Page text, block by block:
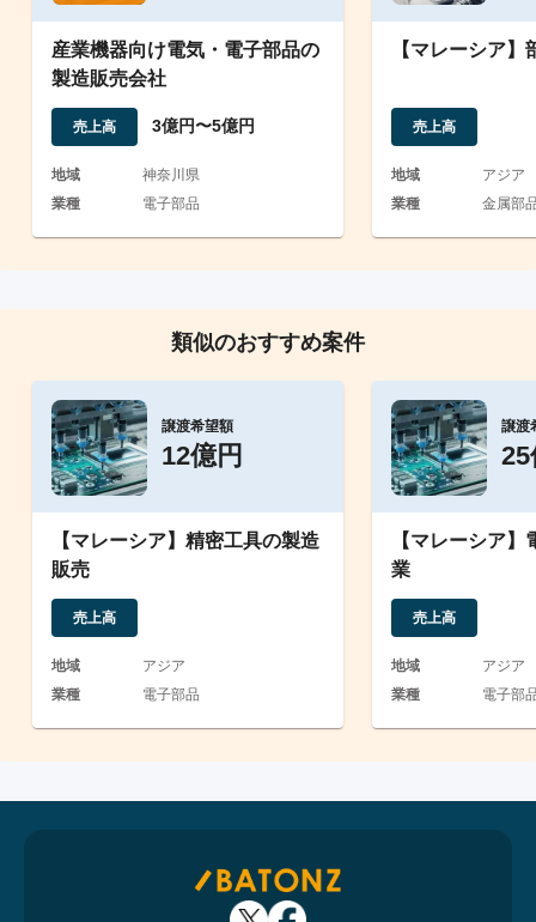
産業機器向け電気・電子部品の
製造販売会社
売上高 3億円〜5億円
地域
神奈川県
業種
電子部品
【マレーシア】
売上高
地域
アジア
業種
金属部
類似のおすすめ案件
譲渡希望額
12億円
【マレーシア】精密工具の製造
販売
売上高
地域
アジア
業種
電子部品
譲渡
25
【マレーシア
業
売上高
地域
アジア
業種
電子部